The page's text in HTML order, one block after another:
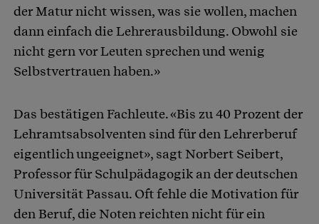
der Matur nicht wissen, was sie wollen, machen
dann einfach die Lehrerausbildung. Obwohl sie
nicht gern vor Leuten sprechen und wenig
Selbstvertrauen haben.»
Das bestätigen Fachleute. «Bis zu 40 Prozent der
Lehramtsabsolventen sind für den Lehrerberuf
eigentlich ungeeignet», sagt Norbert Seibert,
Professor für Schulpädagogik an der deutschen
Universität Passau. Oft fehle die Motivation für
den Beruf, die Noten reichten nicht für ein